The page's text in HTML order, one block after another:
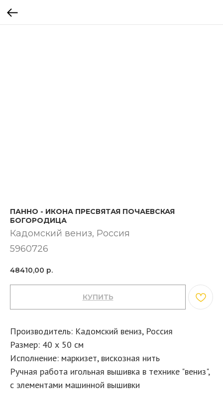
ПАННО - ИКОНА ПРЕСВЯТАЯ ПОЧАЕВСКАЯ
БОГОРОДИЦА
Кадомский вениз​, Россия
5960726
48410,00 р.
КУПИТЬ
Производитель: Кадомский вениз, Россия
Размер: 40 х 50 см
Исполнение: маркизет, вискозная нить
Ручная работа игольная вышивка в технике "вениз",
с элементами машинной вышивки